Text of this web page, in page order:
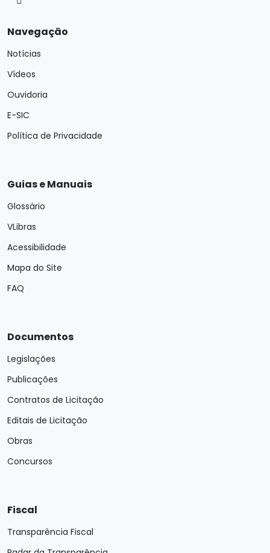
Navegação
Notícias
Vídeos
Ouvidoria
E-SIC
Política de Privacidade
Guias e Manuais
Glossário
VLibras
Acessibilidade
Mapa do Site
FAQ
Documentos
Legislações
Publicações
Contratos de Licitação
Editais de Licitação
Obras
Concursos
Fiscal
Transparência Fiscal